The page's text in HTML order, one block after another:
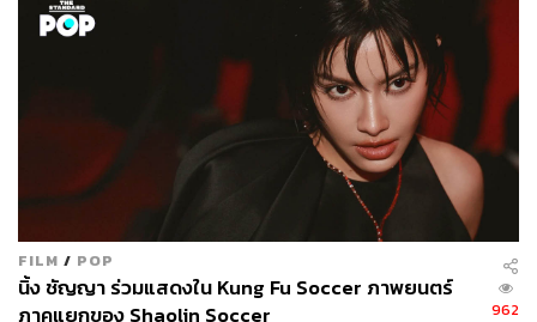
FILM / POP
นิ้ง ชัญญา ร่วมแสดงใน Kung Fu Soccer ภาพยนตร์
ภาคแยกของ Shaolin Soccer
962